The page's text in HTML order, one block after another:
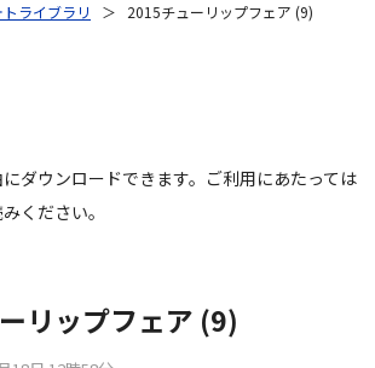
トライブラリ ＞ 2015チューリップフェア (9)
ダウンロードできます。ご利用にあたっては
ください。
リップフェア (9)